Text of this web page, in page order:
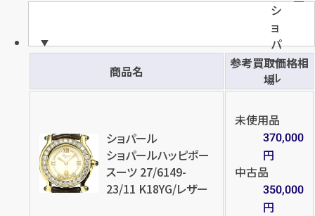
シ
ョ
パ
ー
ル
商品名
参考買取価格相
場
ショパール
ショパールハッピポー
スーツ 27/6149-
23/11 K18YG/レザー
未使用品
370,000
円
中古品
350,000
円